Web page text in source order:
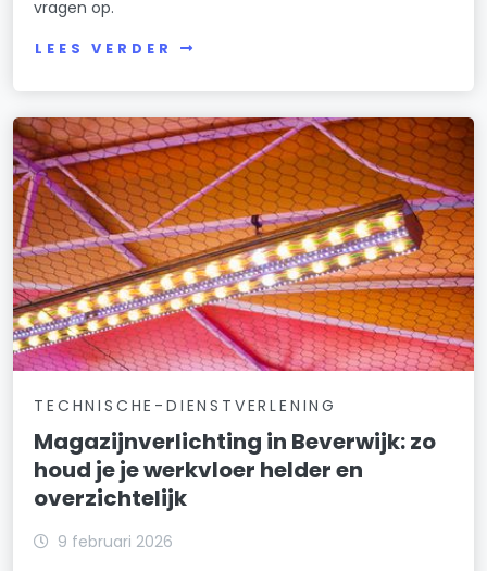
vragen op.
LEES VERDER
TECHNISCHE-DIENSTVERLENING
Magazijnverlichting in Beverwijk: zo
houd je je werkvloer helder en
overzichtelijk
9 februari 2026